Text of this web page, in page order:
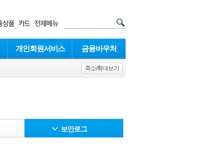
개인회원서비스 금융바우처
축소/확대보기
보안로그